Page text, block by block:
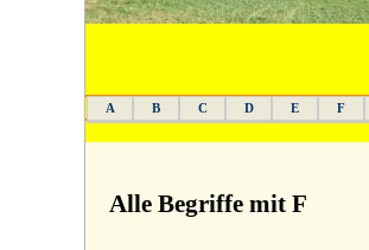
A B C D E F
Alle Begriffe mit F